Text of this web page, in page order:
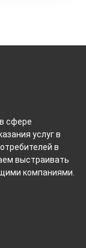
сфере
услуг в
в
выстраивать
компаниями.